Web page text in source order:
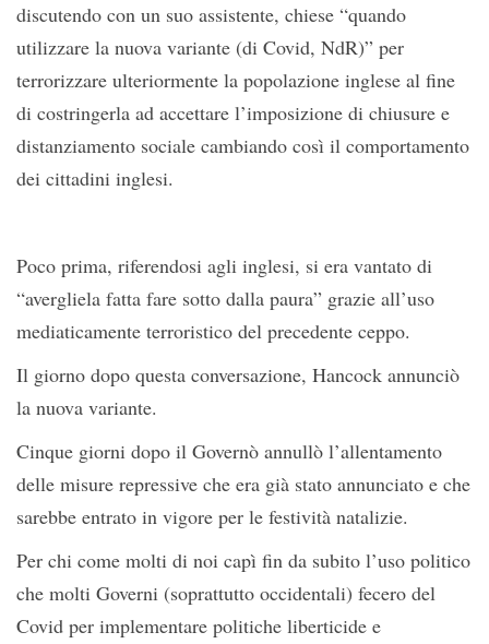
discutendo con un suo assistente, chiese “quando
utilizzare la nuova variante (di Covid, NdR)” per
terrorizzare ulteriormente la popolazione inglese al fine
di costringerla ad accettare l’imposizione di chiusure e
distanziamento sociale cambiando così il comportamento
dei cittadini inglesi.
Poco prima, riferendosi agli inglesi, si era vantato di
“avergliela fatta fare sotto dalla paura” grazie all’uso
mediaticamente terroristico del precedente ceppo.
Il giorno dopo questa conversazione, Hancock annunciò
la nuova variante.
Cinque giorni dopo il Governò annullò l’allentamento
delle misure repressive che era già stato annunciato e che
sarebbe entrato in vigore per le festività natalizie.
Per chi come molti di noi capì fin da subito l’uso politico
che molti Governi (soprattutto occidentali) fecero del
Covid per implementare politiche liberticide e